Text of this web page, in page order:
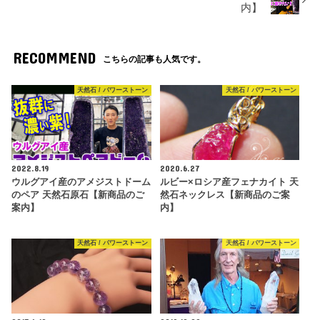
内】
RECOMMEND こちらの記事も人気です。
天然石 / パワーストーン
2022.8.19
ウルグアイ産のアメジストドーム
のペア 天然石原石【新商品のご
案内】
天然石 / パワーストーン
2020.6.27
ルビー×ロシア産フェナカイト 天
然石ネックレス【新商品のご案
内】
天然石 / パワーストーン 天然石 / パワーストーン